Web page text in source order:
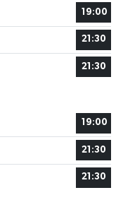
19:00
21:30
21:30
19:00
21:30
21:30